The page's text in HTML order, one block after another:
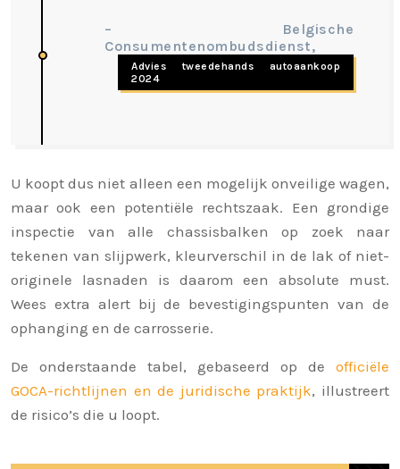
– Belgische
Consumentenombudsdienst,
Advies tweedehands autoaankoop
2024
U koopt dus niet alleen een mogelijk onveilige wagen,
maar ook een potentiële rechtszaak. Een grondige
inspectie van alle chassisbalken op zoek naar
tekenen van slijpwerk, kleurverschil in de lak of niet-
originele lasnaden is daarom een absolute must.
Wees extra alert bij de bevestigingspunten van de
ophanging en de carrosserie.
De onderstaande tabel, gebaseerd op de officiële
GOCA-richtlijnen en de juridische praktijk, illustreert
de risico’s die u loopt.